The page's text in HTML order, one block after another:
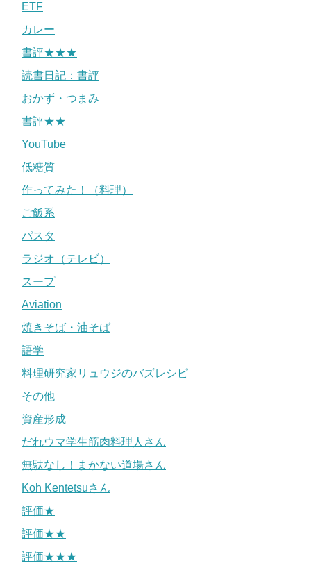
ETF
カレー
書評★★★
読書日記：書評
おかず・つまみ
書評★★
YouTube
低糖質
作ってみた！（料理）
ご飯系
パスタ
ラジオ（テレビ）
スープ
Aviation
焼きそば・油そば
語学
料理研究家リュウジのバズレシピ
その他
資産形成
だれウマ学生筋肉料理人さん
無駄なし！まかない道場さん
Koh Kentetsuさん
評価★
評価★★
評価★★★